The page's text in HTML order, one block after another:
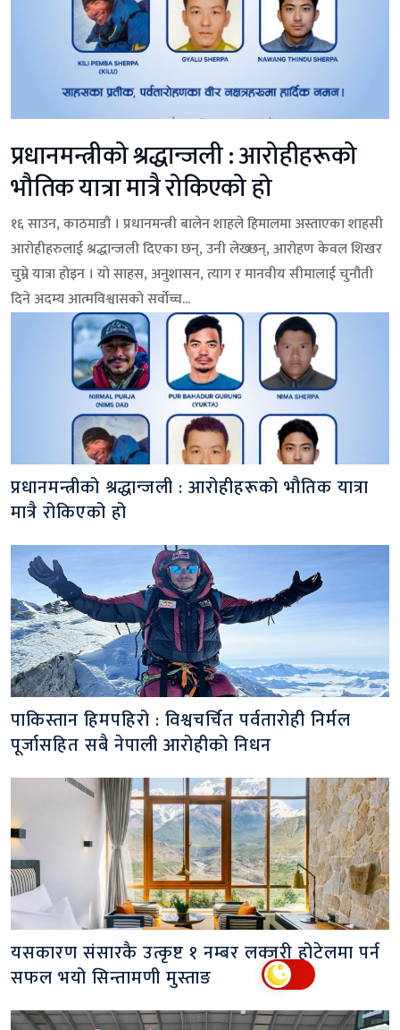
प्रधानमन्त्रीको श्रद्धान्जली : आरोहीहरूको
भौतिक यात्रा मात्रै रोकिएको हो
१६ साउन, काठमाडौं । प्रधानमन्त्री बालेन शाहले हिमालमा अस्ताएका शाहसी
आरोहीहरुलाई श्रद्धान्जली दिएका छन्, उनी लेख्छन्, आरोहण केवल शिखर
चुम्ने यात्रा होइन । यो साहस, अनुशासन, त्याग र मानवीय सीमालाई चुनौती
दिने अदम्य आत्मविश्वासको सर्वोच्च...
प्रधानमन्त्रीको श्रद्धान्जली : आरोहीहरूको भौतिक यात्रा
मात्रै रोकिएको हो
पाकिस्तान हिमपहिरो : विश्वचर्चित पर्वतारोही निर्मल
पूर्जासहित सबै नेपाली आरोहीको निधन
यसकारण संसारकै उत्कृष्ट १ नम्बर लक्जरी होटेलमा पर्न
सफल भयो सिन्तामणी मुस्ताङ